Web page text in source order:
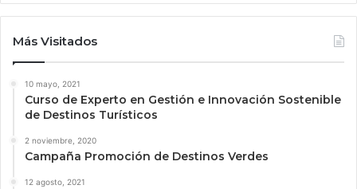
Más Visitados
10 mayo, 2021
Curso de Experto en Gestión e Innovación Sostenible
de Destinos Turísticos
2 noviembre, 2020
Campaña Promoción de Destinos Verdes
12 agosto, 2021